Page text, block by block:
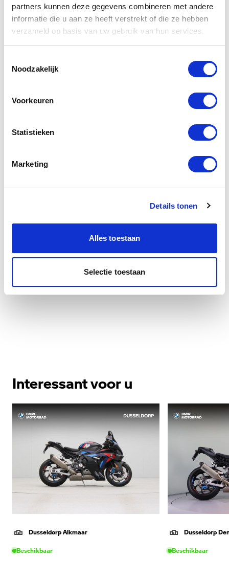
partners kunnen deze gegevens combineren met andere
informatie die u aan ze heeft verstrekt of die ze hebben
verzameld op basis van uw gebruik van hun services.
Noodzakelijk
Voorkeuren
Statistieken
Marketing
Details tonen
Alles toestaan
Selectie toestaan
Interessant voor u
Dusseldorp Alkmaar
Beschikbaar
Dusseldorp
Beschikbaar